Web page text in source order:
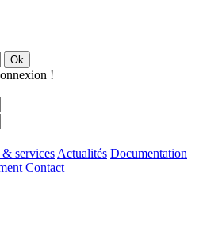
Ok
!
services Actualités Documentation
Contact